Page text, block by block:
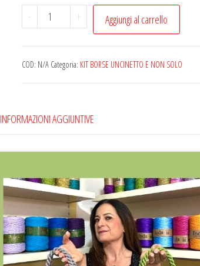
-
borsa
"Nuvoletta"di
quantità
+ Aggiungi al carrello
COD: N/A Categoria: KIT BORSE UNCINETTO E NON SOLO
INFORMAZIONI AGGIUNTIVE